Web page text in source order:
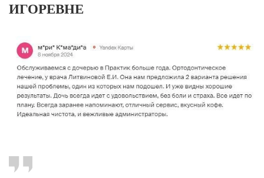
ЛЕЧЕНИЕ ДЕСЕН, ПАРАДОНТИТА
ЛЕЧЕНИЕ ЗУБОВ ПОД НАРКОЗОМ
ИМПЛАНТАЦИЯ ЗУБОВ
Одномоментная имплантация
Синус-лифтинг и костная пластика
Имплантация верхней челюсти
ИГОРЕВНЕ